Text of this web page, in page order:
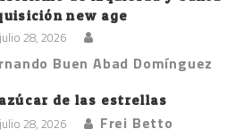
new age
julio 28, 2026
Buen Abad Domínguez
de las estrellas
julio 28, 2026 Frei Betto